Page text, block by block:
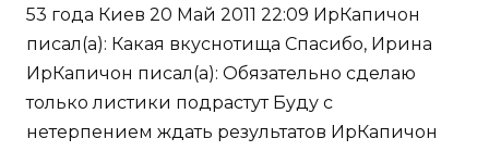
53 года Киев 20 Май 2011 22:09 ИрКапичон
писал(а): Какая вкуснотища Спасибо, Ирина
ИрКапичон писал(а): Обязательно сделаю
только листики подрастут Буду с
нетерпением ждать результатов ИрКапичон